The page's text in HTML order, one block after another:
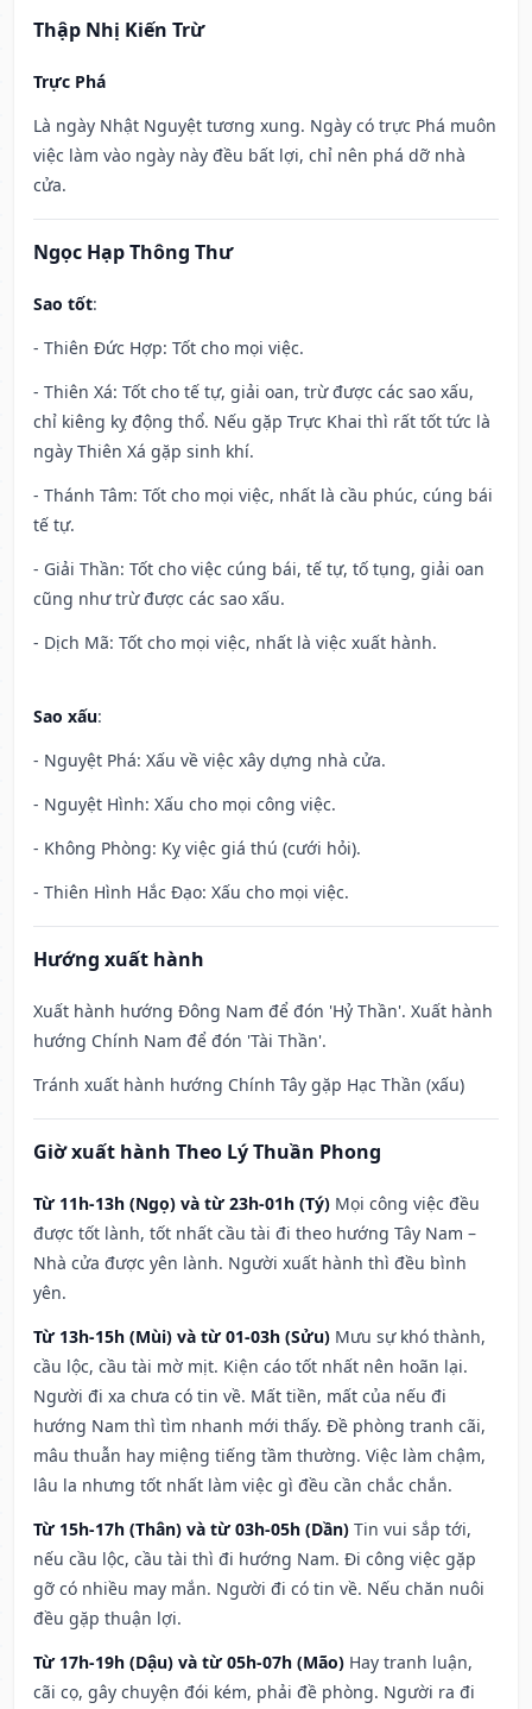
Thập Nhị Kiến Trừ
Trực Phá
Là ngày Nhật Nguyệt tương xung. Ngày có trực Phá muôn
việc làm vào ngày này đều bất lợi, chỉ nên phá dỡ nhà
cửa.
Ngọc Hạp Thông Thư
Sao tốt:
- Thiên Đức Hợp: Tốt cho mọi việc.
- Thiên Xá: Tốt cho tế tự, giải oan, trừ được các sao xấu,
chỉ kiêng kỵ động thổ. Nếu gặp Trực Khai thì rất tốt tức là
ngày Thiên Xá gặp sinh khí.
- Thánh Tâm: Tốt cho mọi việc, nhất là cầu phúc, cúng bái
tế tự.
- Giải Thần: Tốt cho việc cúng bái, tế tự, tố tụng, giải oan
cũng như trừ được các sao xấu.
- Dịch Mã: Tốt cho mọi việc, nhất là việc xuất hành.
Sao xấu:
- Nguyệt Phá: Xấu về việc xây dựng nhà cửa.
- Nguyệt Hình: Xấu cho mọi công việc.
- Không Phòng: Kỵ việc giá thú (cưới hỏi).
- Thiên Hình Hắc Đạo: Xấu cho mọi việc.
Hướng xuất hành
Xuất hành hướng Đông Nam để đón 'Hỷ Thần'. Xuất hành
hướng Chính Nam để đón 'Tài Thần'.
Tránh xuất hành hướng Chính Tây gặp Hạc Thần (xấu)
Giờ xuất hành Theo Lý Thuần Phong
Từ 11h-13h (Ngọ) và từ 23h-01h (Tý) Mọi công việc đều
được tốt lành, tốt nhất cầu tài đi theo hướng Tây Nam –
Nhà cửa được yên lành. Người xuất hành thì đều bình
yên.
Từ 13h-15h (Mùi) và từ 01-03h (Sửu) Mưu sự khó thành,
cầu lộc, cầu tài mờ mịt. Kiện cáo tốt nhất nên hoãn lại.
Người đi xa chưa có tin về. Mất tiền, mất của nếu đi
hướng Nam thì tìm nhanh mới thấy. Đề phòng tranh cãi,
mâu thuẫn hay miệng tiếng tầm thường. Việc làm chậm,
lâu la nhưng tốt nhất làm việc gì đều cần chắc chắn.
Từ 15h-17h (Thân) và từ 03h-05h (Dần) Tin vui sắp tới,
nếu cầu lộc, cầu tài thì đi hướng Nam. Đi công việc gặp
gỡ có nhiều may mắn. Người đi có tin về. Nếu chăn nuôi
đều gặp thuận lợi.
Từ 17h-19h (Dậu) và từ 05h-07h (Mão) Hay tranh luận,
cãi cọ, gây chuyện đói kém, phải đề phòng. Người ra đi